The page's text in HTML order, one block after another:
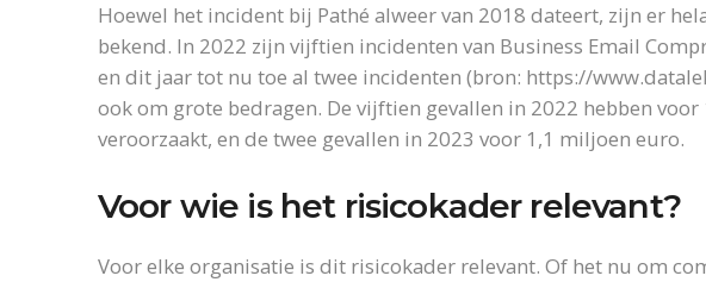
Hoewel het incident bij Pathé alweer van 2018 dateert, zijn er
bekend. In 2022 zijn vijftien incidenten van Business Email
en dit jaar tot nu toe al twee incidenten (bron: https://
ook om grote bedragen. De vijftien gevallen in 2022 hebben
veroorzaakt, en de twee gevallen in 2023 voor 1,1 miljoen euro.
Voor wie is het risicokader relevant?
Voor elke organisatie is dit risicokader relevant. Of het nu om